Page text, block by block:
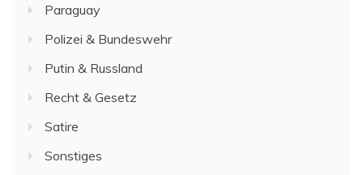
Paraguay
Polizei & Bundeswehr
Putin & Russland
Recht & Gesetz
Satire
Sonstiges